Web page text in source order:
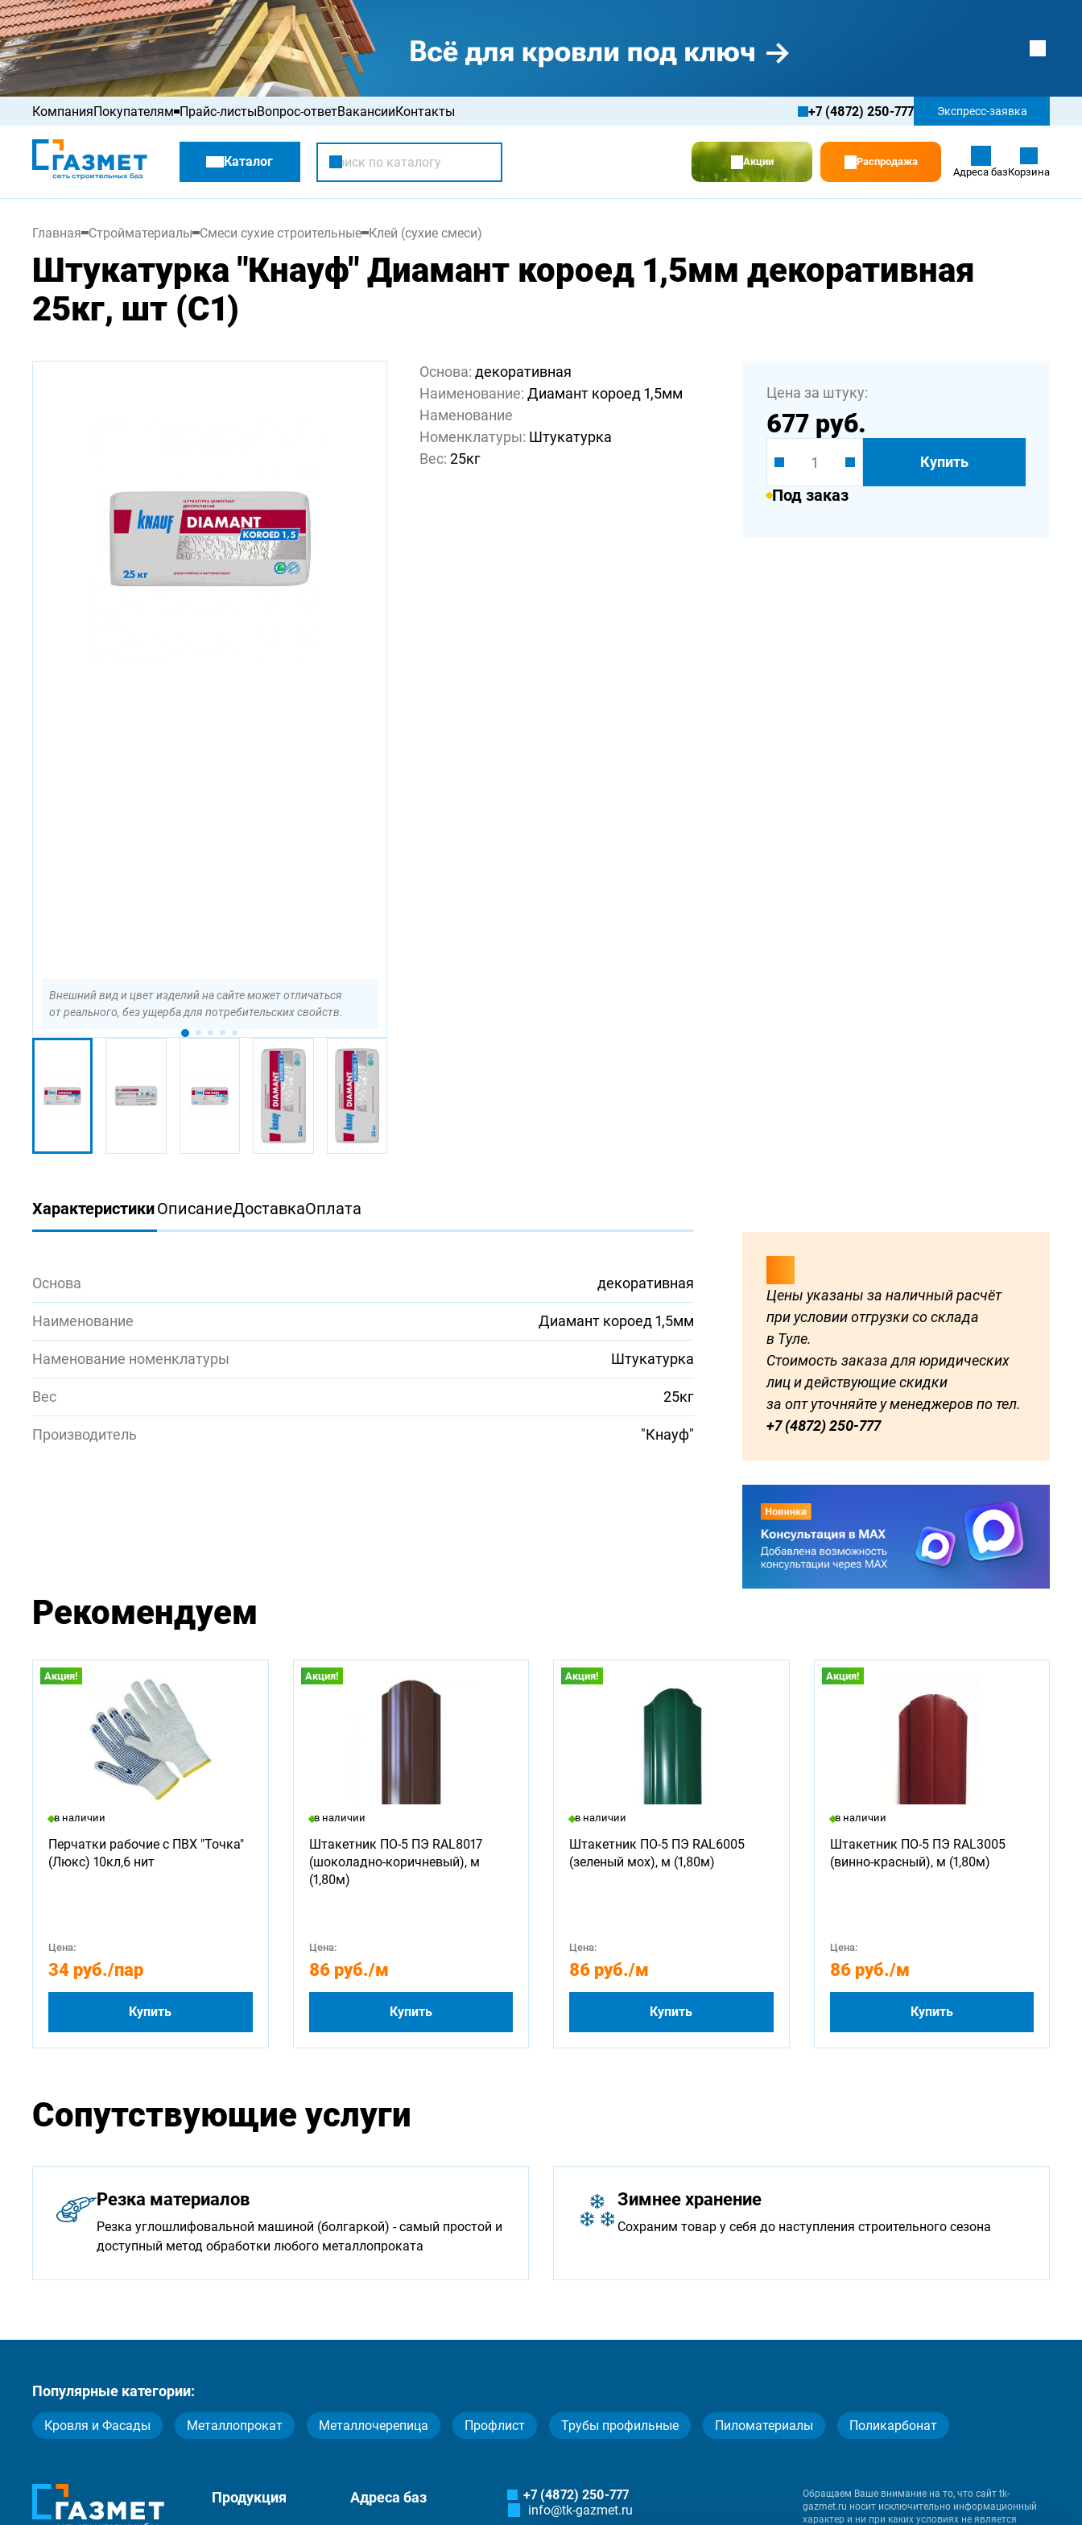
КомпанияПокупателям
Распродажа
Прайс-листыВопрос-ответВакансииКонтакты +7 (4872) 250-777 Экспресс-заявка
Каталог Акции
Распродажа
Адреса базКорзина
Главная Стройматериалы Смеси сухие строительные Клей (сухие смеси)
Штукатурка "Кнауф" Диамант короед 1,5мм декоративная
25кг, шт (С1)
Внешний вид и цвет изделий на сайте может отличаться
от реального, без ущерба для потребительских свойств.
Основа: декоративная
Наименование: Диамант короед 1,5мм
Наменование
Номенклатуры: Штукатурка
Вес: 25кг
Цена за штуку:
677 руб.
Купить
Под заказ
ХарактеристикиОписаниеДоставкаОплата
Основа декоративная
Наименование Диамант короед 1,5мм
Наменование номенклатуры Штукатурка
Вес 25кг
Производитель "Кнауф"
Цены указаны за наличный расчёт
при условии отгрузки со склада
в Туле.
Стоимость заказа для юридических
лиц и действующие скидки
за опт уточняйте у менеджеров по тел.
+7 (4872) 250-777
Рекомендуем
Акция!
в наличии
Перчатки рабочие с ПВХ "Точка"
(Люкс) 10кл,6 нит
Цена:
34 руб./пар
Купить
Акция!
в наличии
Штакетник ПО-5 ПЭ RAL8017
(шоколадно-коричневый), м
(1,80м)
Цена:
86 руб./м
Купить
Акция!
в наличии
Штакетник ПО-5 ПЭ RAL6005
(зеленый мох), м (1,80м)
Цена:
86 руб./м
Купить
Акция!
в наличии
Штакетник ПО-5 ПЭ RAL3005
(винно-красный), м (1,80м)
Цена:
86 руб./м
Купить
Сопутствующие услуги
Резка материалов
Резка углошлифовальной машиной (болгаркой) - самый простой и
доступный метод обработки любого металлопроката
Зимнее хранение
Сохраним товар у себя до наступления строительного сезона
Популярные категории:
Кровля и Фасады Металлопрокат Металлочерепица Профлист Трубы профильные Пиломатериалы Поликарбонат
Продукция Адреса баз
+7 (4872) 250-777
info@tk-gazmet.ru
Обращаем Ваше внимание на то, что сайт tk-
gazmet.ru носит исключительно информационный
характер и ни при каких условиях не является